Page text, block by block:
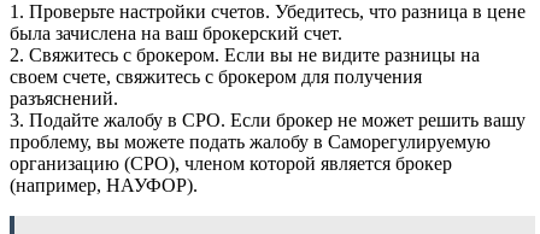
1. Проверьте настройки счетов. Убедитесь, что разница в цене
была зачислена на ваш брокерский счет.
2. Свяжитесь с брокером. Если вы не видите разницы на
своем счете, свяжитесь с брокером для получения
разъяснений.
3. Подайте жалобу в СРО. Если брокер не может решить вашу
проблему, вы можете подать жалобу в Саморегулируемую
организацию (СРО), членом которой является брокер
(например, НАУФОР).